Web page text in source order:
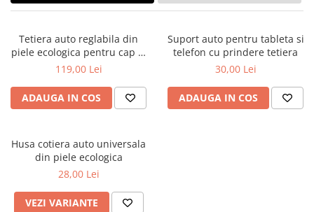
Semn incepator
Accesorii Curatare Auto
Accesorii Sezon Rece
Accesorii Siguranta Auto
Bare Portbagaj
Brelocuri Auto Metalice Chei
Capace Prezoane
Carcase Chei Auto
Tetiera auto reglabila din
piele ecologica pentru cap si
gat cu rotire 180°
119,00 Lei
ADAUGA IN COS
Suport auto pentru tableta si
telefon cu prindere tetiera
30,00 Lei
ADAUGA IN COS
Husa cotiera auto universala
din piele ecologica
28,00 Lei
VEZI VARIANTE